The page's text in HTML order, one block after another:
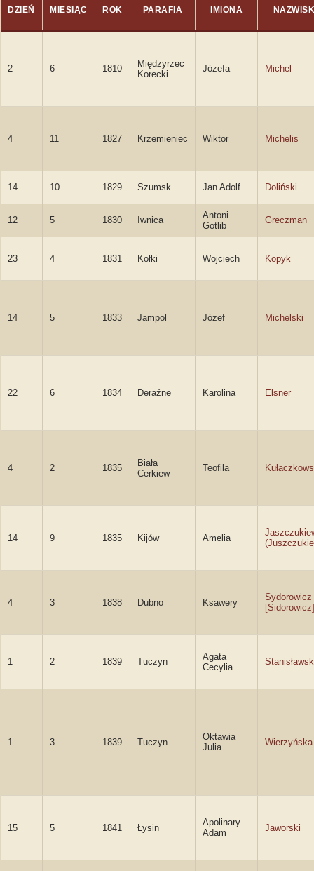
DZIEŃ MIESIĄC ROK PARAFIA IMIONA
2 6 1810
Międzyrzec
Korecki
Józefa Michel
4 11 1827 Krzemieniec Wiktor Michelis
14 10 1829 Szumsk Jan Adolf Doliński
12 5 1830 Iwnica
Antoni
Gotlib
Greczman
23 4 1831 Kołki Wojciech Kopyk
14 5 1833 Jampol Józef Michelski
22 6 1834 Deraźne Karolina Elsner
4 2 1835
Biała
Cerkiew
Teofila
14 9 1835 Kijów Amelia
4 3 1838 Dubno Ksawery
Sydorowicz
[Sidorowicz]
1 2 1839 Tuczyn
Agata
Cecylia
1 3 1839 Tuczyn
Oktawia
Julia
Wierzyńska
15 5 1841 Łysin
Apolinary
Adam
Jaworski